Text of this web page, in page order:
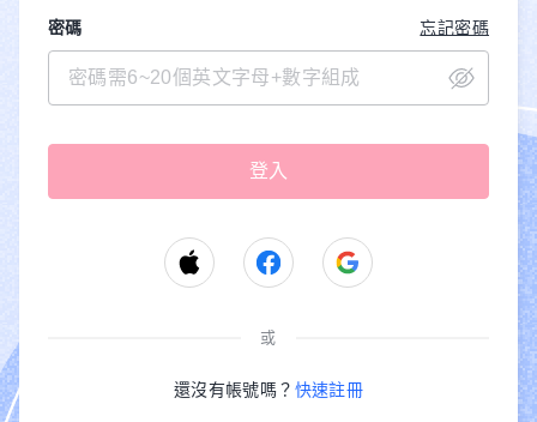
密碼 忘記密碼
或
還沒有帳號嗎？ 快速註冊